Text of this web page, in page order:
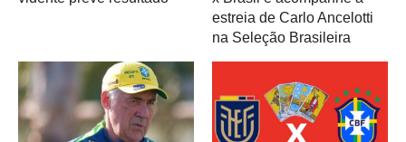
estreia de Carlo Ancelotti
na Seleção Brasileira